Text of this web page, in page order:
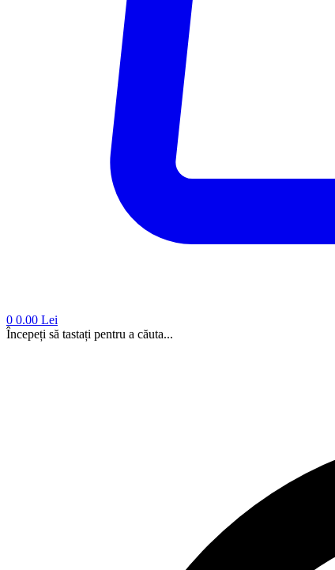
0 0.00 Lei
Începeți să tastați pentru a căuta...